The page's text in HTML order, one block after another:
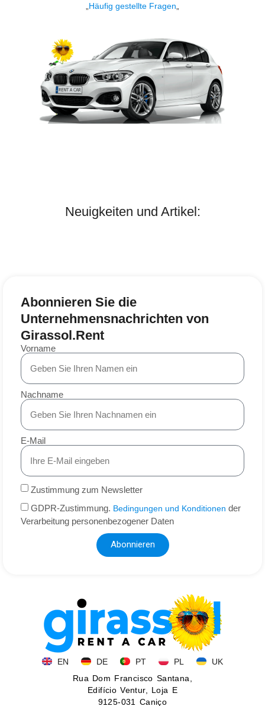
Häufig gestellte Fragen
Neuigkeiten und Artikel:
Abonnieren Sie die
Unternehmensnachrichten von
Girassol.Rent
Vorname
Nachname
E-Mail
Zustimmung zum Newsletter
GDPR-Zustimmung. Bedingungen und Konditionen der
Verarbeitung personenbezogener Daten
Abonnieren
EN DE PT PL
UK
Rua Dom Francisco Santana,
Edifício Ventur, Loja E
9125-031 Caniço